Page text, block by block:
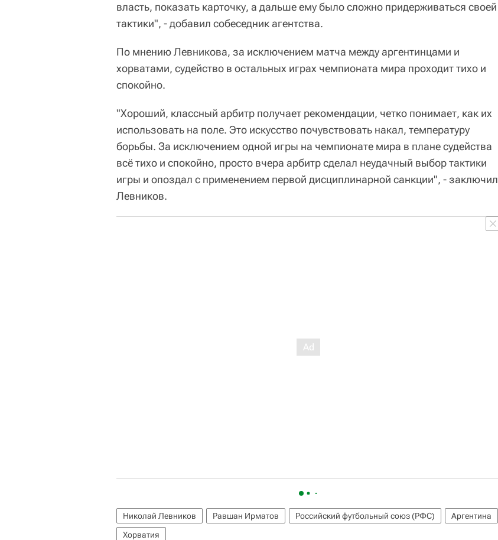
власть, показать карточку, а дальше ему было сложно придерживаться своей
тактики", - добавил собеседник агентства.
По мнению Левникова, за исключением матча между аргентинцами и
хорватами, судейство в остальных играх чемпионата мира проходит тихо и
спокойно.
"Хороший, классный арбитр получает рекомендации, четко понимает, как их
использовать на поле. Это искусство почувствовать накал, температуру
борьбы. За исключением одной игры на чемпионате мира в плане судейства
всё тихо и спокойно, просто вчера арбитр сделал неудачный выбор тактики
игры и опоздал с применением первой дисциплинарной санкции", - заключил
Левников.
Николай Левников Равшан Ирматов Российский футбольный союз (РФС)
Аргентина
Хорватия